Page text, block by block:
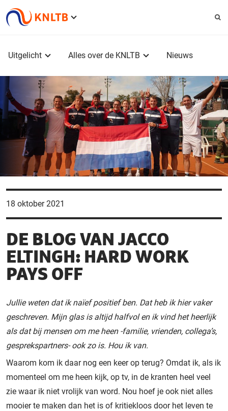
Uitgelicht Alles over de KNLTB Nieuws
18 oktober 2021
DE BLOG VAN JACCO
ELTINGH: HARD WORK
PAYS OFF
Jullie weten dat ik naïef positief ben. Dat heb ik hier vaker
geschreven. Mijn glas is altijd halfvol en ik vind het heerlijk
als dat bij mensen om me heen -familie, vrienden, collega’s,
gesprekspartners- ook zo is. Hou ik van.
Waarom kom ik daar nog een keer op terug? Omdat ik, als ik
momenteel om me heen kijk, op tv, in de kranten heel veel
zie waar ik niet vrolijk van word. Nou hoef je ook niet alles
mooier te maken dan het is of kritiekloos door het leven te